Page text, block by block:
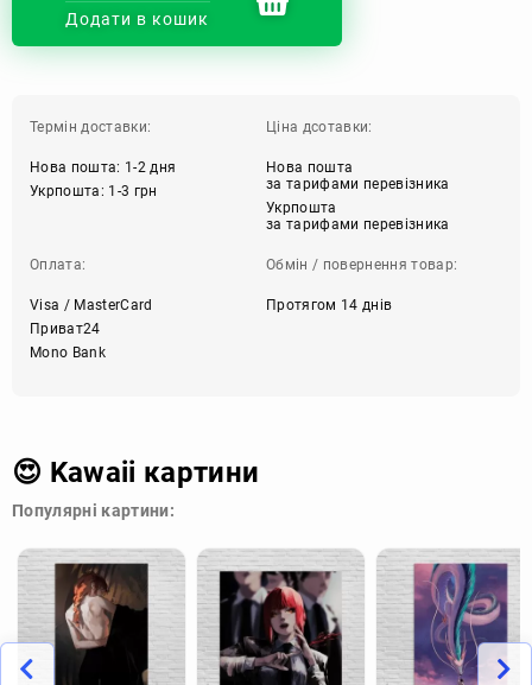
Додати в кошик
Термін доставки:
Нова пошта: 1-2 дня
Укрпошта: 1-3 грн
Ціна дсотавки:
Нова пошта
за тарифами перевізника
Укрпошта
за тарифами перевізника
Оплата:
Visa / MasterCard
Приват24
Mono Bank
Обмін / повернення товар:
Протягом 14 днів
😍 Kawaii картини
Популярні картини: